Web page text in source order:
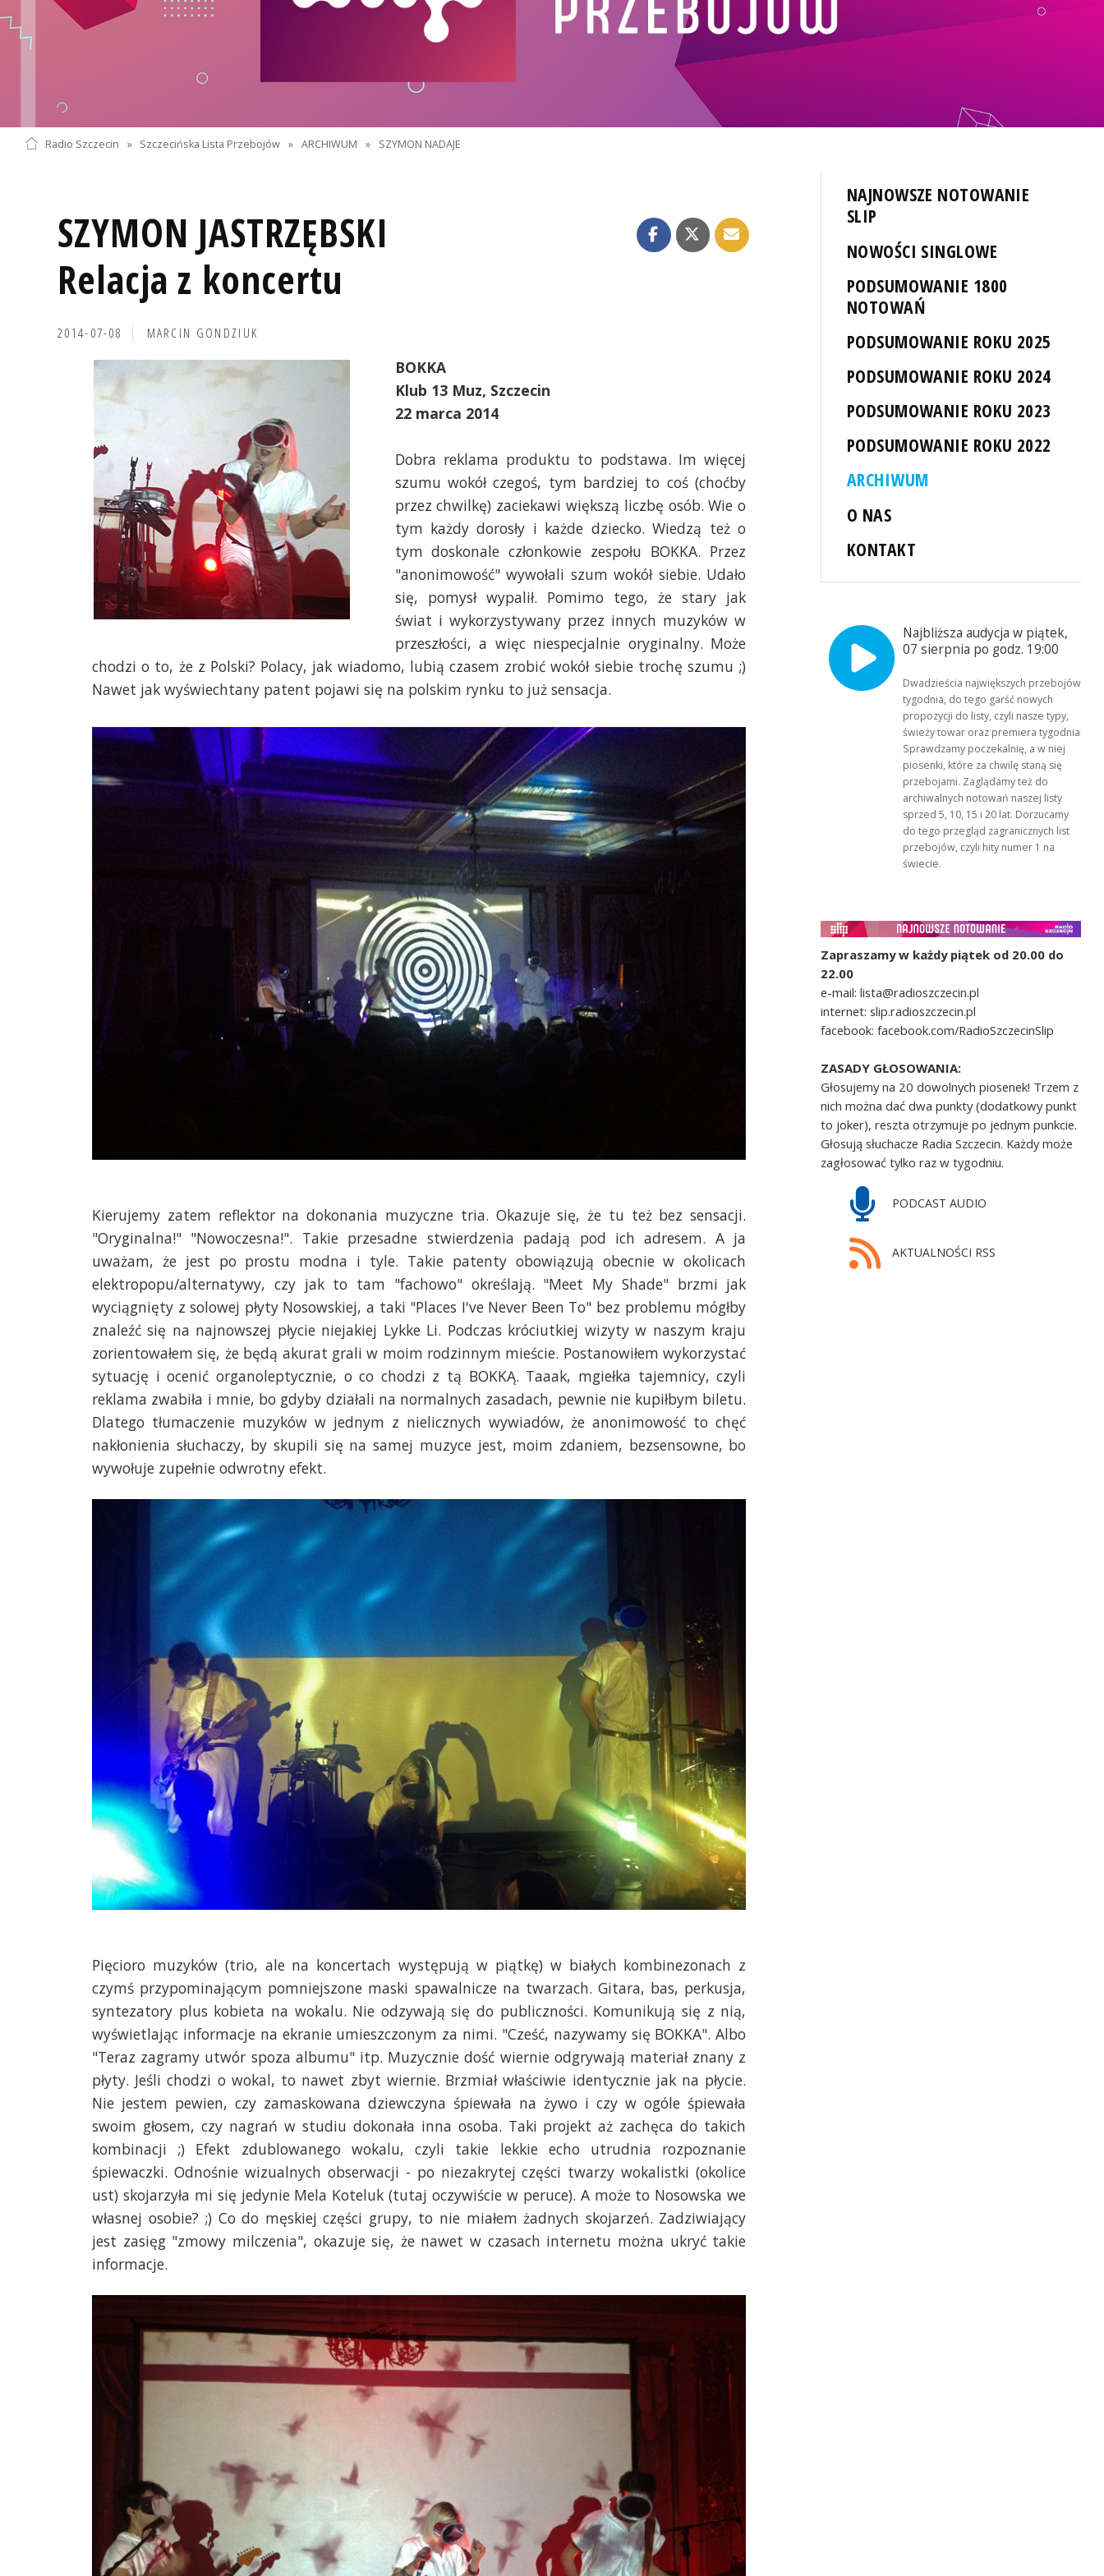
Radio Szczecin » Szczecińska Lista Przebojów » ARCHIWUM » SZYMON NADAJE
SZYMON JASTRZĘBSKI
Relacja z koncertu
2014-07-08 MARCIN GONDZIUK
BOKKA
Klub 13 Muz, Szczecin
22 marca 2014
Dobra reklama produktu to podstawa. Im więcej
szumu wokół czegoś, tym bardziej to coś (choćby
przez chwilkę) zaciekawi większą liczbę osób. Wie o
tym każdy dorosły i każde dziecko. Wiedzą też o
tym doskonale członkowie zespołu BOKKA. Przez
"anonimowość" wywołali szum wokół siebie. Udało
się, pomysł wypalił. Pomimo tego, że stary jak
świat i wykorzystywany przez innych muzyków w
przeszłości, a więc niespecjalnie oryginalny. Może
chodzi o to, że z Polski? Polacy, jak wiadomo, lubią czasem zrobić wokół siebie trochę szumu ;)
Nawet jak wyświechtany patent pojawi się na polskim rynku to już sensacja.
Kierujemy zatem reflektor na dokonania muzyczne tria. Okazuje się, że tu też bez sensacji.
"Oryginalna!" "Nowoczesna!". Takie przesadne stwierdzenia padają pod ich adresem. A ja
uważam, że jest po prostu modna i tyle. Takie patenty obowiązują obecnie w okolicach
elektropopu/alternatywy, czy jak to tam "fachowo" określają. "Meet My Shade" brzmi jak
wyciągnięty z solowej płyty Nosowskiej, a taki "Places I've Never Been To" bez problemu mógłby
znaleźć się na najnowszej płycie niejakiej Lykke Li. Podczas króciutkiej wizyty w naszym kraju
zorientowałem się, że będą akurat grali w moim rodzinnym mieście. Postanowiłem wykorzystać
sytuację i ocenić organoleptycznie, o co chodzi z tą BOKKĄ. Taaak, mgiełka tajemnicy, czyli
reklama zwabiła i mnie, bo gdyby działali na normalnych zasadach, pewnie nie kupiłbym biletu.
Dlatego tłumaczenie muzyków w jednym z nielicznych wywiadów, że anonimowość to chęć
nakłonienia słuchaczy, by skupili się na samej muzyce jest, moim zdaniem, bezsensowne, bo
wywołuje zupełnie odwrotny efekt.
Pięcioro muzyków (trio, ale na koncertach występują w piątkę) w białych kombinezonach z
czymś przypominającym pomniejszone maski spawalnicze na twarzach. Gitara, bas, perkusja,
syntezatory plus kobieta na wokalu. Nie odzywają się do publiczności. Komunikują się z nią,
wyświetlając informacje na ekranie umieszczonym za nimi. "Cześć, nazywamy się BOKKA". Albo
"Teraz zagramy utwór spoza albumu" itp. Muzycznie dość wiernie odgrywają materiał znany z
płyty. Jeśli chodzi o wokal, to nawet zbyt wiernie. Brzmiał właściwie identycznie jak na płycie.
Nie jestem pewien, czy zamaskowana dziewczyna śpiewała na żywo i czy w ogóle śpiewała
swoim głosem, czy nagrań w studiu dokonała inna osoba. Taki projekt aż zachęca do takich
kombinacji ;) Efekt zdublowanego wokalu, czyli takie lekkie echo utrudnia rozpoznanie
śpiewaczki. Odnośnie wizualnych obserwacji - po niezakrytej części twarzy wokalistki (okolice
ust) skojarzyła mi się jedynie Mela Koteluk (tutaj oczywiście w peruce). A może to Nosowska we
własnej osobie? ;) Co do męskiej części grupy, to nie miałem żadnych skojarzeń. Zadziwiający
jest zasięg "zmowy milczenia", okazuje się, że nawet w czasach internetu można ukryć takie
informacje.
NAJNOWSZE NOTOWANIE
SLIP
NOWOŚCI SINGLOWE
PODSUMOWANIE 1800
NOTOWAŃ
PODSUMOWANIE ROKU 2025
PODSUMOWANIE ROKU 2024
PODSUMOWANIE ROKU 2023
PODSUMOWANIE ROKU 2022
ARCHIWUM
O NAS
KONTAKT
Najbliższa audycja w piątek,
07 sierpnia po godz. 19:00
Dwadzieścia największych przebojów
tygodnia, do tego garść nowych
propozycji do listy, czyli nasze typy,
świeży towar oraz premiera tygodnia!
Sprawdzamy poczekalnię, a w niej
piosenki, które za chwilę staną się
przebojami. Zaglądamy też do
archiwalnych notowań naszej listy
sprzed 5, 10, 15 i 20 lat. Dorzucamy
do tego przegląd zagranicznych list
przebojów, czyli hity numer 1 na
świecie.
Zapraszamy w każdy piątek od 20.00 do
22.00
e-mail: lista@radioszczecin.pl
internet: slip.radioszczecin.pl
facebook: facebook.com/RadioSzczecinSlip
ZASADY GŁOSOWANIA:
Głosujemy na 20 dowolnych piosenek! Trzem z
nich można dać dwa punkty (dodatkowy punkt
to joker), reszta otrzymuje po jednym punkcie.
Głosują słuchacze Radia Szczecin. Każdy może
zagłosować tylko raz w tygodniu.
PODCAST AUDIO
AKTUALNOŚCI RSS